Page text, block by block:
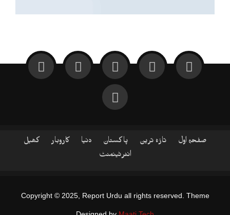
صفحہ اول تازہ ترین پاکستان دنیا کاروبار
کھیل
انٹرٹینمنٹ
Copyright © 2025, Report Urdu all rights reserved. Theme